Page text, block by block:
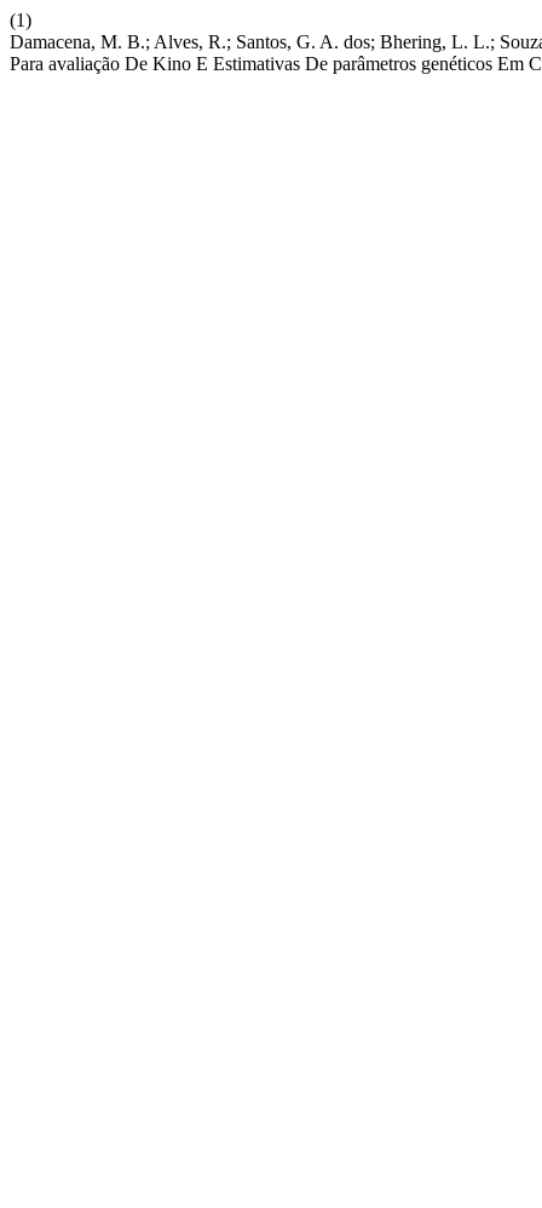
(1)
Damacena, M. B.; Alves, R.; Santos, G. A. dos; Bhering, L. L.;
Para avaliação De Kino E Estimativas De parâmetros genéticos Em